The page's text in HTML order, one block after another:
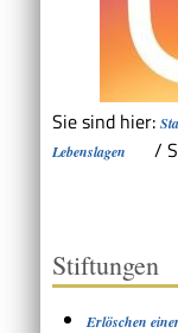
Sie sind hier:
Lebenslagen /
Stiftungen
Erlöschen